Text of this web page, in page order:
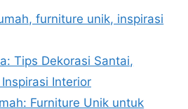
furniture unik, inspirasi
Tips Dekorasi Santai,
Interior
Furniture Unik untuk